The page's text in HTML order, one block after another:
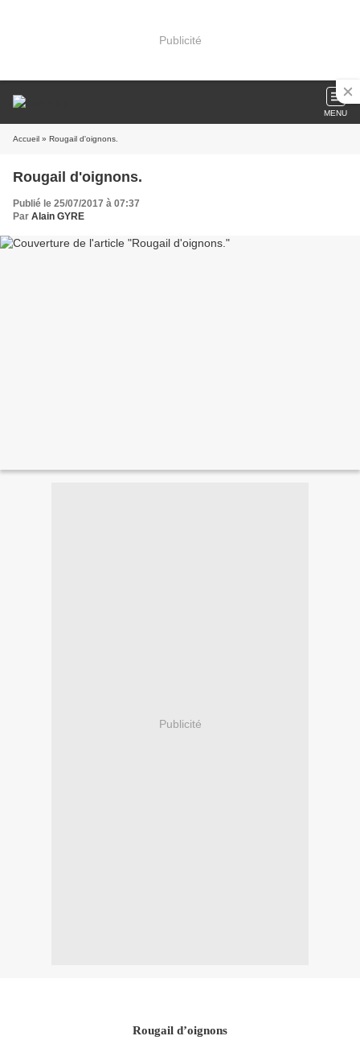
Publicité
MENU
Accueil » Rougail d'oignons.
Rougail d'oignons.
Publié le 25/07/2017 à 07:37
Par Alain GYRE
Publicité
Rougail d’oignons